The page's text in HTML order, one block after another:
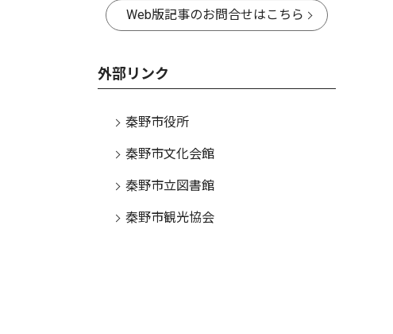
Web版記事のお問合せはこちら
外部リンク
秦野市役所
秦野市文化会館
秦野市立図書館
秦野市観光協会